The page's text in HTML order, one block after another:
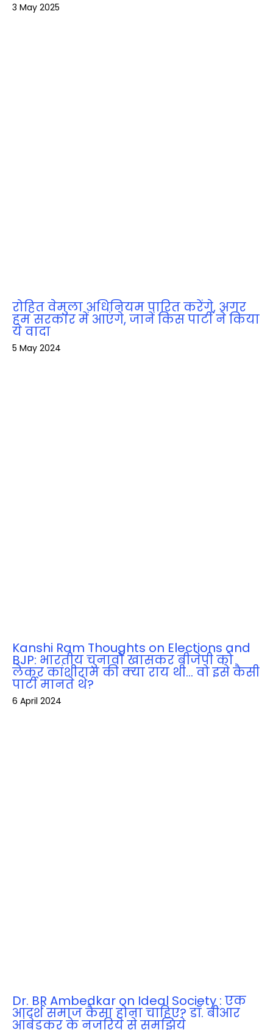
3 May 2025
रोहित वेमुला अधिनियम पारित करेंगे, अगर
हम सरकार में आएंगे, जानें किस पार्टी ने किया
ये वादा
5 May 2024
Kanshi Ram Thoughts on Elections and
BJP: भारतीय चुनावों खासकर बीजेपी को
लेकर कांशीराम की क्‍या राय थी… वो इसे कैसी
पार्टी मानते थे?
6 April 2024
Dr. BR Ambedkar on Ideal Society : एक
आदर्श समाज कैसा होना चाहिए? डॉ. बीआर
आंबेडकर के नजरिये से समझिये